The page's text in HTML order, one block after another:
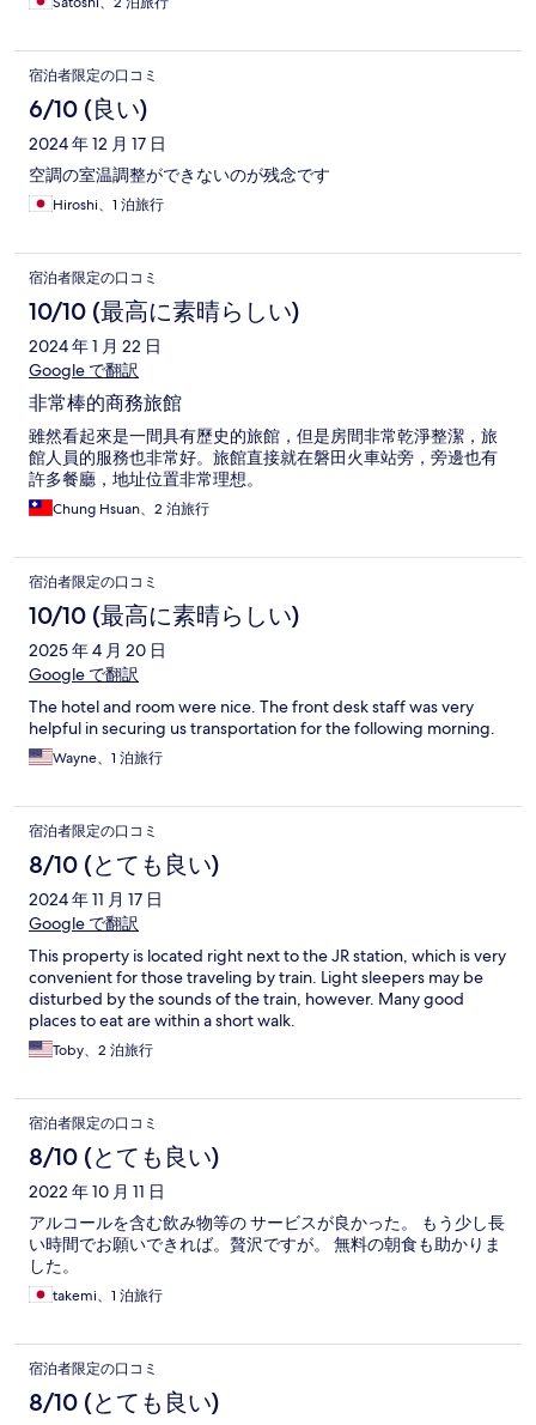
宿泊者限定の口コミ
6/10 (良い)
2024 年 12 月 17 日
空調の室温調整ができないのが残念です
Hiroshi、1 泊旅行
宿泊者限定の口コミ
10/10 (最高に素晴らしい)
2024 年 1 月 22 日
Google で翻訳
非常棒的商務旅館
雖然看起來是一間具有歷史的旅館，但是房間非常乾淨整潔，旅
館人員的服務也非常好。旅館直接就在磐田火車站旁，旁邊也有
許多餐廳，地址位置非常理想。
Chung Hsuan、2 泊旅行
宿泊者限定の口コミ
10/10 (最高に素晴らしい)
2025 年 4 月 20 日
Google で翻訳
The hotel and room were nice. The front desk staff was very
helpful in securing us transportation for the following morning.
Wayne、1 泊旅行
宿泊者限定の口コミ
8/10 (とても良い)
2024 年 11 月 17 日
Google で翻訳
This property is located right next to the JR station, which is very
convenient for those traveling by train. Light sleepers may be
disturbed by the sounds of the train, however. Many good
places to eat are within a short walk.
Toby、2 泊旅行
宿泊者限定の口コミ
8/10 (とても良い)
2022 年 10 月 11 日
アルコールを含む飲み物等の サービスが良かった。 もう少し長
い時間でお願いできれば。贅沢ですが。 無料の朝食も助かりま
した。
takemi、1 泊旅行
宿泊者限定の口コミ
8/10 (とても良い)